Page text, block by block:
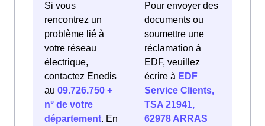
Si vous
rencontrez un
problème lié à
votre réseau
électrique,
contactez Enedis
au 09.726.750 +
n° de votre
département. En
Pour envoyer des
documents ou
soumettre une
réclamation à
EDF, veuillez
écrire à EDF
Service Clients,
TSA 21941,
62978 ARRAS